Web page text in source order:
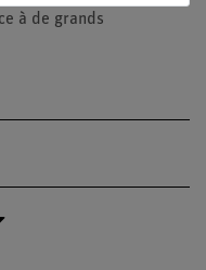
à de grands